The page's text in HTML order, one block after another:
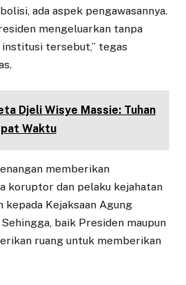
ada aspek pengawasannya.
mengeluarkan tanpa
tersebut,” tegas
Djeli Wisye Massie: Tuhan
Waktu
memberikan
koruptor dan pelaku kejahatan
kepada Kejaksaan Agung
baik Presiden maupun
ruang untuk memberikan